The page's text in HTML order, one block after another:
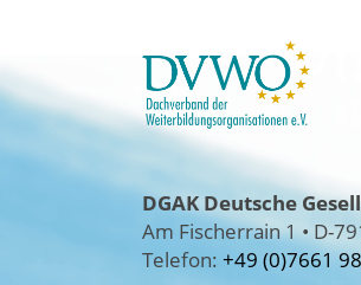
DGAK Deutsche
Am Fischerrain 1 • D-
Telefon: +49 (0)7661